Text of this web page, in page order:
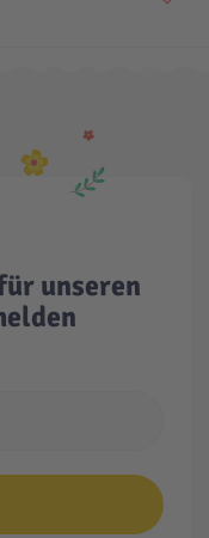
unseren